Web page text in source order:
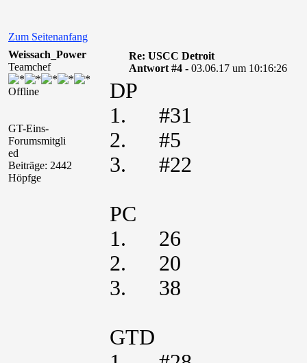
Zum Seitenanfang
Weissach_Power
Teamchef
Offline
GT-Eins-
Forumsmitgli
ed
Beiträge: 2442
Höpfge
Re: USCC Detroit
Antwort #4 - 03.06.17 um 10:16:26
DP
1. #31
2. #5
3. #22
PC
1. 26
2. 20
3. 38
GTD